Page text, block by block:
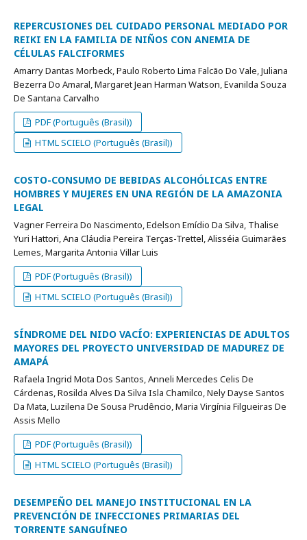
REPERCUSIONES DEL CUIDADO PERSONAL MEDIADO POR
REIKI EN LA FAMILIA DE NIÑOS CON ANEMIA DE
CÉLULAS FALCIFORMES
Amarry Dantas Morbeck, Paulo Roberto Lima Falcão Do Vale, Juliana
Bezerra Do Amaral, Margaret Jean Harman Watson, Evanilda Souza
De Santana Carvalho
PDF (Português (Brasil))
HTML SCIELO (Português (Brasil))
COSTO-CONSUMO DE BEBIDAS ALCOHÓLICAS ENTRE
HOMBRES Y MUJERES EN UNA REGIÓN DE LA AMAZONIA
LEGAL
Vagner Ferreira Do Nascimento, Edelson Emídio Da Silva, Thalise
Yuri Hattori, Ana Cláudia Pereira Terças-Trettel, Alisséia Guimarães
Lemes, Margarita Antonia Villar Luis
PDF (Português (Brasil))
HTML SCIELO (Português (Brasil))
SÍNDROME DEL NIDO VACÍO: EXPERIENCIAS DE ADULTOS
MAYORES DEL PROYECTO UNIVERSIDAD DE MADUREZ DE
AMAPÁ
Rafaela Ingrid Mota Dos Santos, Anneli Mercedes Celis De
Cárdenas, Rosilda Alves Da Silva Isla Chamilco, Nely Dayse Santos
Da Mata, Luzilena De Sousa Prudêncio, Maria Virgínia Filgueiras De
Assis Mello
PDF (Português (Brasil))
HTML SCIELO (Português (Brasil))
DESEMPEÑO DEL MANEJO INSTITUCIONAL EN LA
PREVENCIÓN DE INFECCIONES PRIMARIAS DEL
TORRENTE SANGUÍNEO